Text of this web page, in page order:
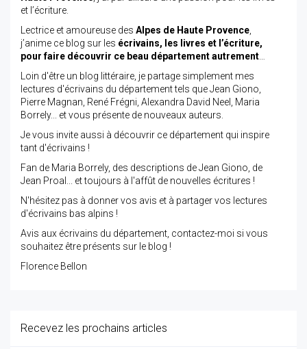
et l’écriture.
Lectrice et amoureuse des Alpes de Haute Provence
j’anime ce blog sur les écrivains, les livres et l’écriture,
pour faire découvrir ce beau département autrement
Loin d'être un blog littéraire, je partage simplement mes
lectures d'écrivains du département tels que Jean Giono,
Pierre Magnan, René Frégni, Alexandra David Neel, Maria
Borrely... et vous présente de nouveaux auteurs.
Je vous invite aussi à découvrir ce département qui inspire
tant d'écrivains !
Fan de Maria Borrely, des descriptions de Jean Giono, de
Jean Proal... et toujours à l'affût de nouvelles écritures !
N'hésitez pas à donner vos avis et à partager vos lectures
d'écrivains bas alpins !
Avis aux écrivains du département, contactez-moi si vous
souhaitez être présents sur le blog !
Florence Bellon
Recevez les prochains articles